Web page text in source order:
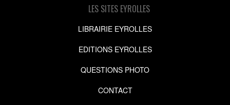
LES SITES EYROLLES
LIBRAIRIE EYROLLES
EDITIONS EYROLLES
QUESTIONS PHOTO
CONTACT